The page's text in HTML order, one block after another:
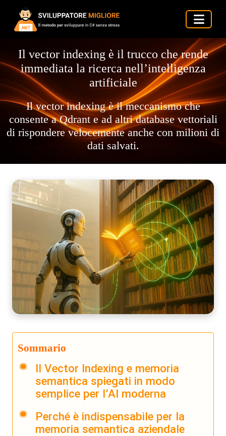
Il vector indexing è il trucco che rende
immediata la ricerca nell’intelligenza
artificiale
Il vector indexing è il meccanismo che
consente a Qdrant e ad altri database vettoriali
di rispondere velocemente anche con milioni di
dati salvati.
Sommario
Il Vector Indexing e memoria
semantica spiegati in modo
semplice per l’AI moderna
Perché è indispensabile per la
memoria semantica aziendale